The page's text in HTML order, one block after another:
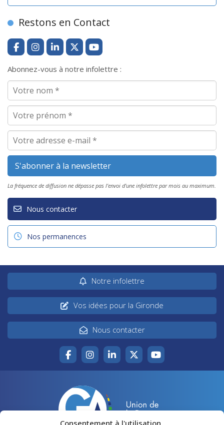
Consentement à l'utilisation
Restons en Contact
Abonnez-vous à notre infolettre :
La fréquence de diffusion ne dépasse pas l'envoi d'une infolettre par mois au maximum.
Nous contacter
Nos permanences
Notre infolettre
Vos idées pour la Gironde
Nous contacter